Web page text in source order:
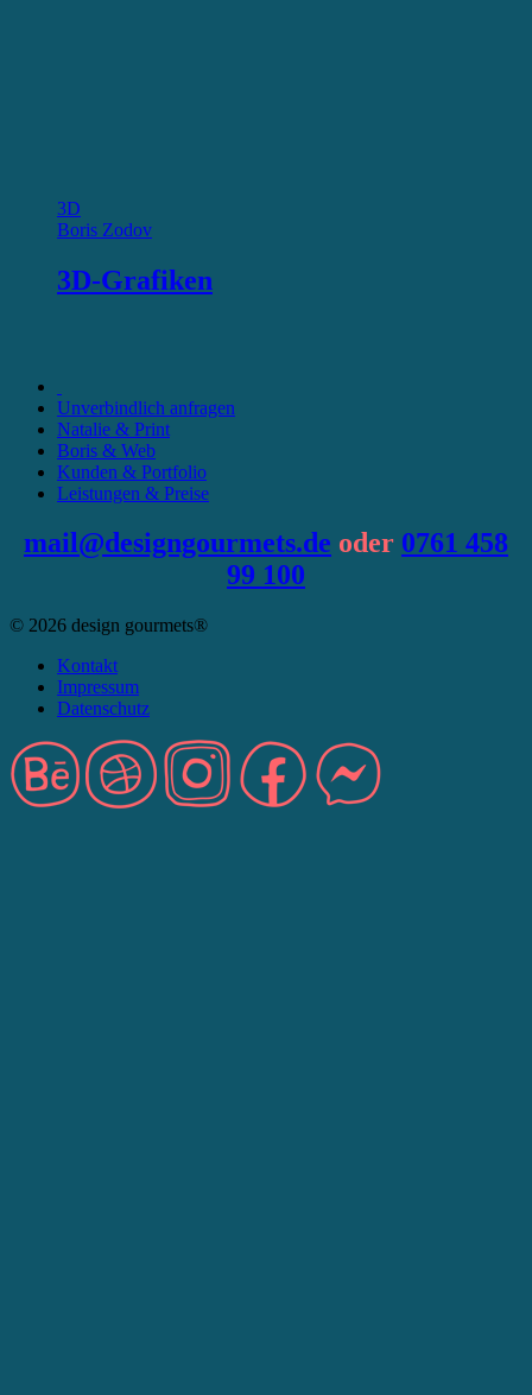
3D
Boris Zodov
3D-Grafiken
Unverbindlich anfragen
Natalie & Print
Boris & Web
Kunden & Portfolio
Leistungen & Preise
mail@designgourmets.de oder 0761 458
99 100
© 2026 design gourmets®
Kontakt
Impressum
Datenschutz